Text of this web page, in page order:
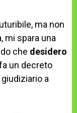
ma non
mi spara una
che desidero
un decreto
a